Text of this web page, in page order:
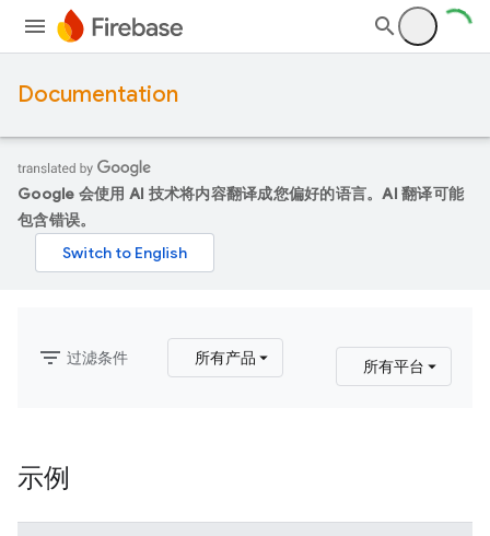
Documentation
Google 会使用 AI 技术将内容翻译成您偏好的语言。AI 翻译可能
包含错误。
filter_list 过滤条件 所有产品 所有平台
示例